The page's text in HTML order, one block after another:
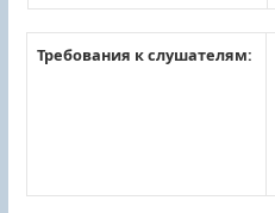
Требования к слушателям: